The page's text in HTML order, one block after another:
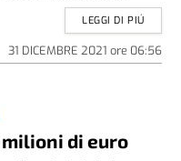
31 DICEMBRE 2021 ore 06:56
LEGGI DI PIÚ
milioni di euro